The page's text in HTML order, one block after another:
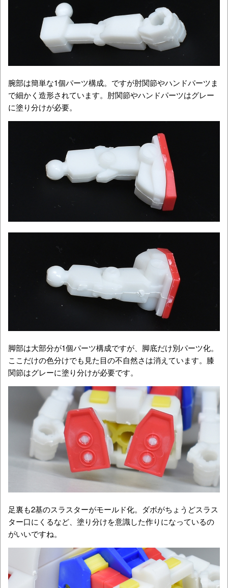
腕部は簡単な1個パーツ構成。ですが肘関節やハンドパーツま
で細かく造形されています。肘関節やハンドパーツはグレー
に塗り分けが必要。
脚部は大部分が1個パーツ構成ですが、脚底だけ別パーツ化。
ここだけの色分けでも見た目の不自然さは消えています。膝
関節はグレーに塗り分けが必要です。
足裏も2基のスラスターがモールド化。ダボがちょうどスラス
ター口にくるなど、塗り分けを意識した作りになっているの
がいいですね。